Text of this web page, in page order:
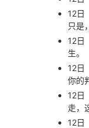
12日
只是
12日
生。
12日
你的
12日
走，
12日